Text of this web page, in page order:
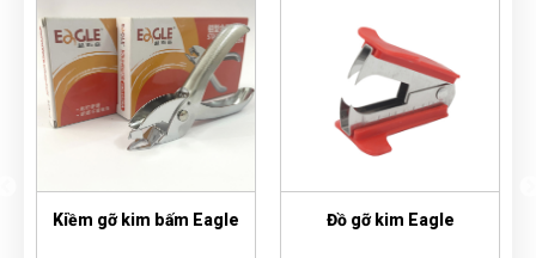
Đồ gỡ kim Eagle Kẹp ghim giấy C32